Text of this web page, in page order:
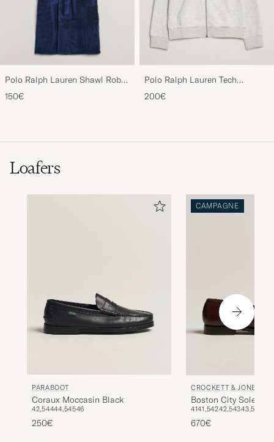
Polo Ralph Lauren Shawl Robe
Navy
150€
Polo Ralph Lauren Tech
Performance Full Zip Light
Sport Heather
200€
Loafers
PARABOOT
Coraux Moccasin Black
42,54444,54546
250€
CAMPAGNE
CROCKETT & JONES
Boston City Sole
4141,54242,54343,5
670€